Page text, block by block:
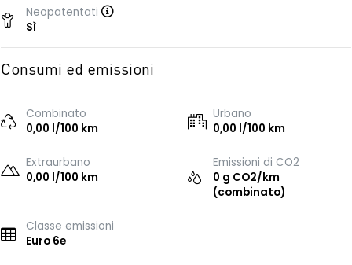
Neopatentati
Sì
Consumi ed emissioni
Combinato
0,00 l/100 km
Urbano
0,00 l/100 km
Extraurbano
0,00 l/100 km
Emissioni di CO2
0 g CO2/km
(combinato)
Classe emissioni
Euro 6e